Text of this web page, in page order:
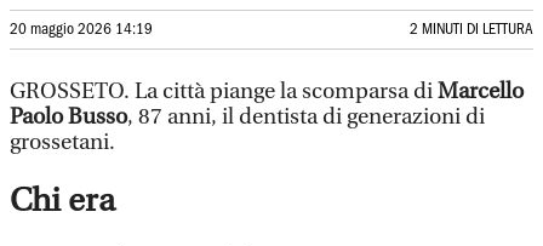
20 maggio 2026 14:19 2 MINUTI DI LETTURA
GROSSETO. La città piange la scomparsa diMarcello
Paolo Busso, 87 anni, il dentista di generazioni di
grossetani.
Chi era